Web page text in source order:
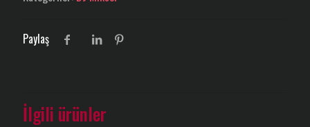
Paylaş
İlgili ürünler